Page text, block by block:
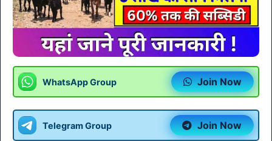
WhatsApp Group Join Now
Telegram Group Join Now